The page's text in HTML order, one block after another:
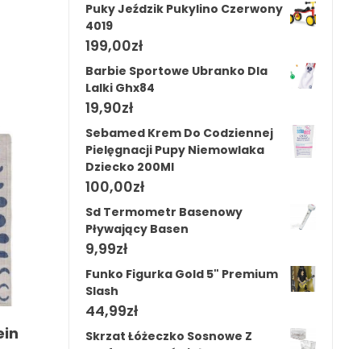
Puky Jeździk Pukylino Czerwony
4019
199,00zł
Barbie Sportowe Ubranko Dla
Lalki Ghx84
19,90zł
Sebamed Krem Do Codziennej
Pielęgnacji Pupy Niemowlaka
Dziecko 200Ml
100,00zł
Sd Termometr Basenowy
Pływający Basen
9,99zł
Funko Figurka Gold 5" Premium
Slash
44,99zł
Skrzat Łóżeczko Sosnowe Z